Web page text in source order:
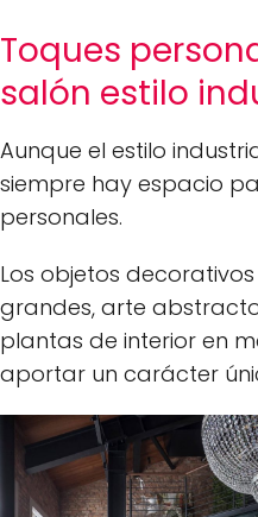
Toques
salón estilo
Aunque el estilo
siempre hay espacio
personales.
Los objetos
grandes, arte
plantas de interior en
aportar un carácter